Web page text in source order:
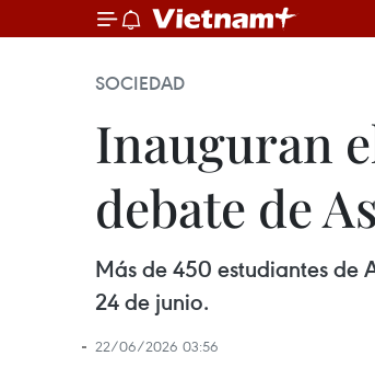
SOCIEDAD
Inauguran
debate de
Más de 450 estudiantes de
24 de junio.
22/06/2026 03:56